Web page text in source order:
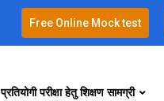
Free Online Mock test
प्रतियोगी परीक्षा हेतु शिक्षण सामग्री